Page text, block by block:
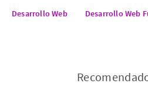
Desarrollo Web Desarrollo Web